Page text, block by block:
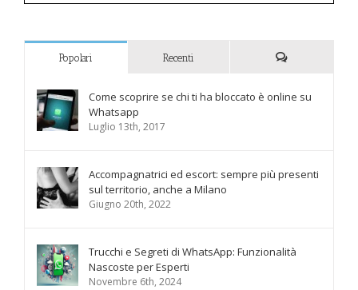
Popolari Recenti
Come scoprire se chi ti ha bloccato è online su
Whatsapp
Luglio 13th, 2017
Accompagnatrici ed escort: sempre più presenti
sul territorio, anche a Milano
Giugno 20th, 2022
Trucchi e Segreti di WhatsApp: Funzionalità
Nascoste per Esperti
Novembre 6th, 2024